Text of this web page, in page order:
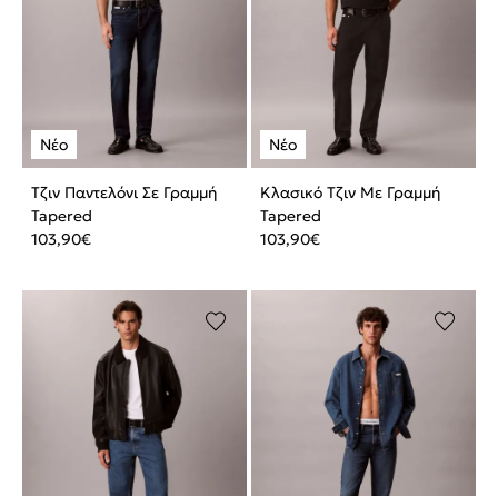
Τζιν Παντελόνι Σε Γραμμή
Tapered
103,90€
Κλασικό Τζιν Με Γραμμή
Tapered
103,90€